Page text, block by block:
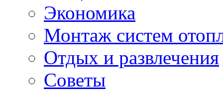
Экономика
Монтаж систем
Отдых и развлечения
Советы